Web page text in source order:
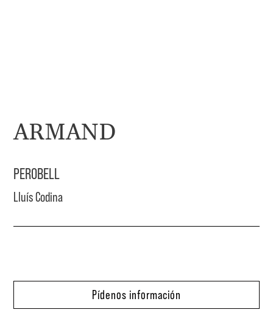
ARMAND
PEROBELL
Lluís Codina
Pídenos información